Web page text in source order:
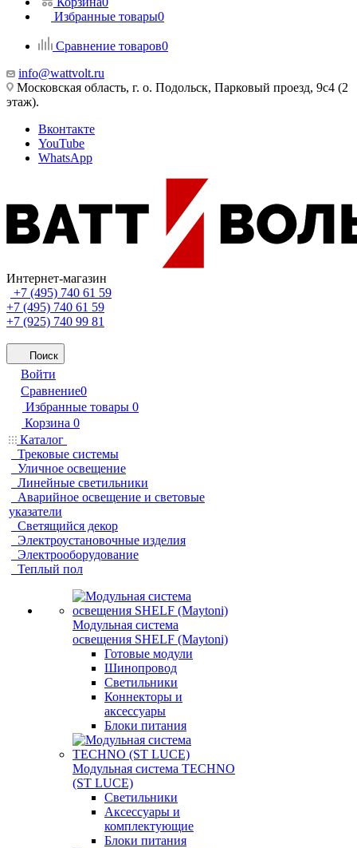
Избранные товары0
Сравнение товаров0
info@wattvolt.ru
Московская область, г. о. Подольск, Парковый проезд, 9с4 (2
этаж).
Вконтакте
YouTube
WhatsApp
Интернет-магазин
+7 (495) 740 61 59
+7 (495) 740 61 59
+7 (925) 740 99 81
Поиск
Войти
Сравнение0
Избранные товары 0
Корзина 0
Каталог
Трековые системы
Уличное освещение
Линейные светильники
Аварийное освещение и световые
указатели
Светящийся декор
Электроустановочные изделия
Электрооборудование
Теплый пол
Модульная система
освещения SHELF (Maytoni)
Готовые модули
Шинопровод
Светильники
Коннекторы и
аксессуары
Блоки питания
Модульная система TECHNO
(ST LUCE)
Светильники
Аксессуары и
комплектующие
Блоки питания